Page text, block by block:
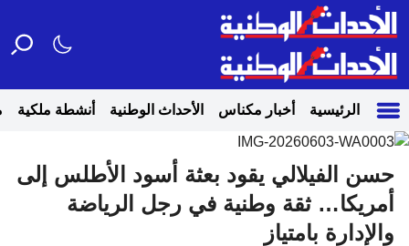
الرئيسية أخبار مكناس الأحداث الوطنية أنشطة ملكية
حسن الفيلالي يقود بعثة أسود الأطلس إلى
أمريكا… ثقة وطنية في رجل الرياضة
والإدارة بامتياز